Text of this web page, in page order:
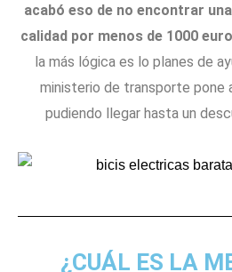
acabó eso de no encontrar
calidad por menos de 1000
la más lógica es lo planes de
ministerio de transporte pone
pudiendo llegar hasta un
¿CUÁL ES LA